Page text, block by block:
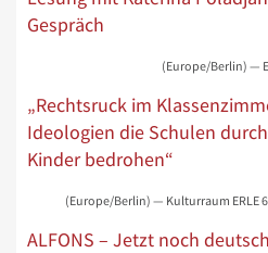
Gespräch
(Europe/Berlin) —
„Rechtsruck im
Ideologien die Schulen
Kinder bedrohen“
(Europe/Berlin) — Kulturraum ERLE
ALFONS – Jetzt noch